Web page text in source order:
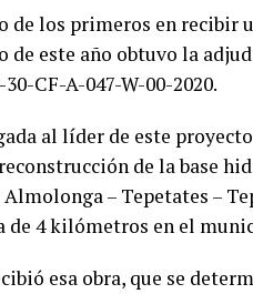
de los primeros en recibir
de este año obtuvo la
CF-A-047-W-00-2020.
al líder de este
de la base
– Tepetates –
de 4 kilómetros en el
esa obra, que se